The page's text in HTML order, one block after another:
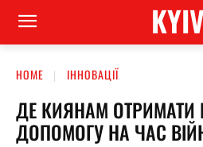
KYIV
HOME ІННОВАЦІЇ
ДЕ КИЯНАМ ОТРИМАТИ
ДОПОМОГУ НА ЧАС